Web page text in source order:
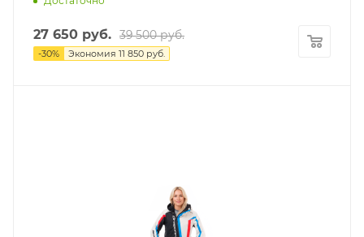
27 650 руб. 39 500руб.
-30% Экономия 11 850 руб.